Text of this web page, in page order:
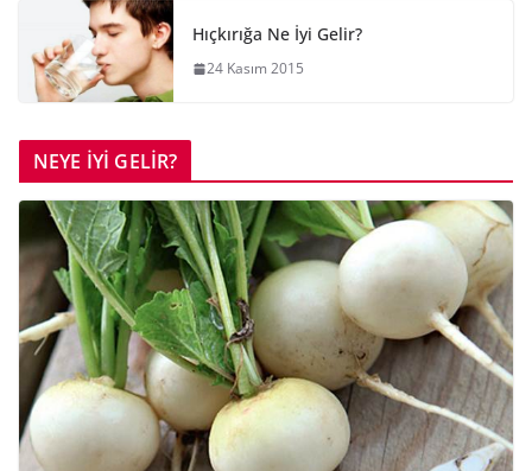
Hıçkırığa Ne İyi Gelir?
24 Kasım 2015
NEYE İYİ GELİR?